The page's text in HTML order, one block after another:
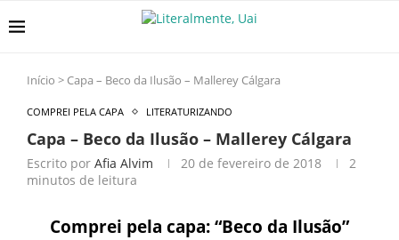
Início > Capa – Beco da Ilusão – Mallerey Cálgara
COMPREI PELA CAPA LITERATURIZANDO
Capa – Beco da Ilusão – Mallerey Cálgara
Escrito por Afia Alvim 20 de fevereiro de 2018
2
minutos de leitura
Comprei pela capa: “Beco da Ilusão”